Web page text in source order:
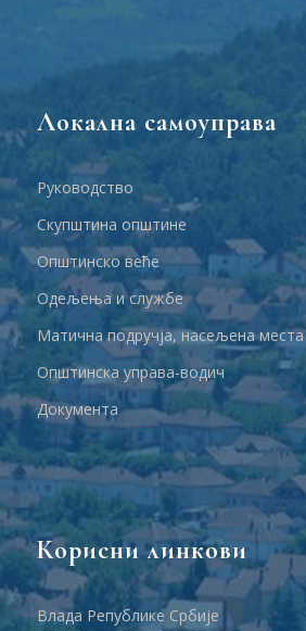
Локална самоуправа
Руководство
Скупштина општине
Општинско веће
Одељења и службе
Матична подручја, насељена места
Општинска управа-водич
Документа
Корисни линкови
Влада Републике Србије